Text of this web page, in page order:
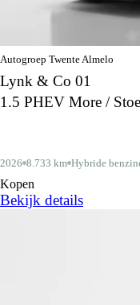
Autogroep Twente Almelo
Lynk & Co 01
1.5 PHEV More /
2026 8.733 km Hybride
Kopen
Bekijk details